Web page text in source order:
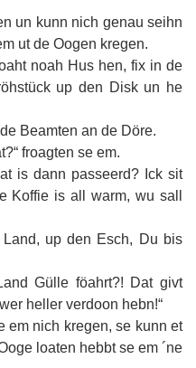
un kunn nich genau seihn
ut de Oogen kregen.
noah Hus hen, fix in de
up den Disk un he
Beamten an de Döre.
froagten se em.
is dann passeerd? Ick sit
Koffie is all warm, wu sall
up den Esch, Du bis
Gülle föahrt?! Dat givt
heller verdoon hebn!“
em nich kregen, se kunn et
loaten hebbt se em ´ne